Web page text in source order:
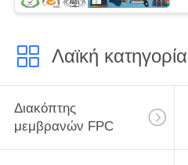
Λαϊκή κατηγορία
Διακόπτης
μεμβρανών FPC